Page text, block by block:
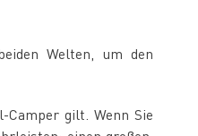
Welten, um den
gilt. Wenn Sie